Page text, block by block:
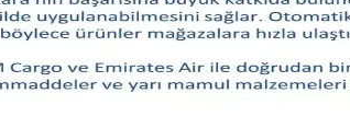
Pantolonların Vücut Tipine ve Stile
uyumu ve stil önceliklidir. Slim taper ince